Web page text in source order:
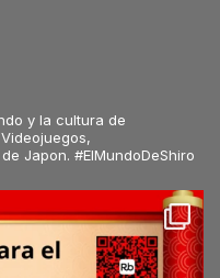
y la cultura de
Japon. #ElMundoDeShiro